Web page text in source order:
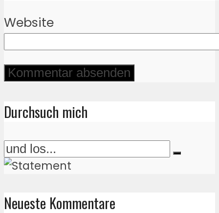
Website
Durchsuch mich
Neueste Kommentare